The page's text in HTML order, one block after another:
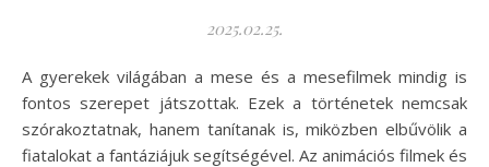
2025.02.25.
A gyerekek világában a mese és a mesefilmek mindig is
fontos szerepet játszottak. Ezek a történetek nemcsak
szórakoztatnak, hanem tanítanak is, miközben elbűvölik a
fiatalokat a fantáziájuk segítségével. Az animációs filmek és